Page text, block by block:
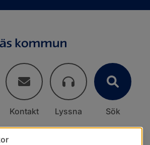
Kontakt Lyssna Sök